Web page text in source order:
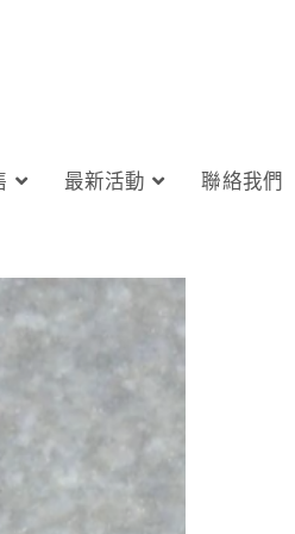
最新活動 聯絡我們